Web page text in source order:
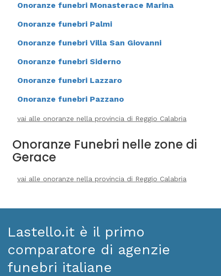
Onoranze funebri Monasterace Marina
Onoranze funebri Palmi
Onoranze funebri Villa San Giovanni
Onoranze funebri Siderno
Onoranze funebri Lazzaro
Onoranze funebri Pazzano
vai alle onoranze nella provincia di Reggio Calabria
Onoranze Funebri nelle zone di
Gerace
vai alle onoranze nella provincia di Reggio Calabria
Lastello.it è il primo
comparatore di agenzie
funebri italiane